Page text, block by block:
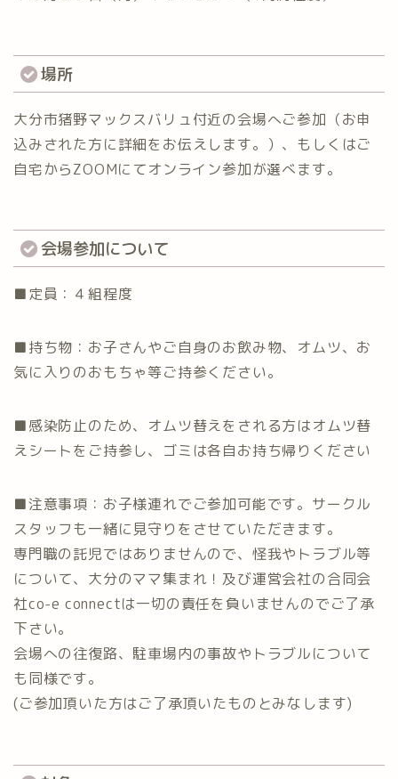
場所
大分市猪野マックスバリュ付近の会場へご参加（お申
込みされた方に詳細をお伝えします。）、もしくはご
自宅からZOOMにてオンライン参加が選べます。
会場参加について
■定員：４組程度
■持ち物：お子さんやご自身のお飲み物、オムツ、お
気に入りのおもちゃ等ご持参ください。
■感染防止のため、オムツ替えをされる方はオムツ替
えシートをご持参し、ゴミは各自お持ち帰りください
■注意事項：お子様連れでご参加可能です。サークル
スタッフも一緒に見守りをさせていただきます。
専門職の託児ではありませんので、怪我やトラブル等
について、大分のママ集まれ！及び運営会社の合同会
社co-e connectは一切の責任を負いませんのでご了承
下さい。
会場への往復路、駐車場内の事故やトラブルについて
も同様です。
(ご参加頂いた方はご了承頂いたものとみなします)